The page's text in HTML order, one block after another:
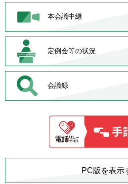
本会議中継
定例会等の状況
会議録
PC版を表示